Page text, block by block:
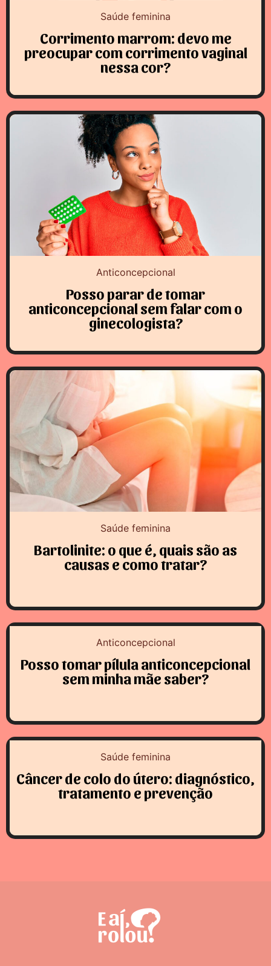
Saúde feminina
Corrimento marrom: devo me
preocupar com corrimento vaginal
nessa cor?
Anticoncepcional
Posso parar de tomar
anticoncepcional sem falar com o
ginecologista?
Saúde feminina
Bartolinite: o que é, quais são as
causas e como tratar?
Anticoncepcional
Posso tomar pílula anticoncepcional
sem minha mãe saber?
Saúde feminina
Câncer de colo do útero: diagnóstico,
tratamento e prevenção